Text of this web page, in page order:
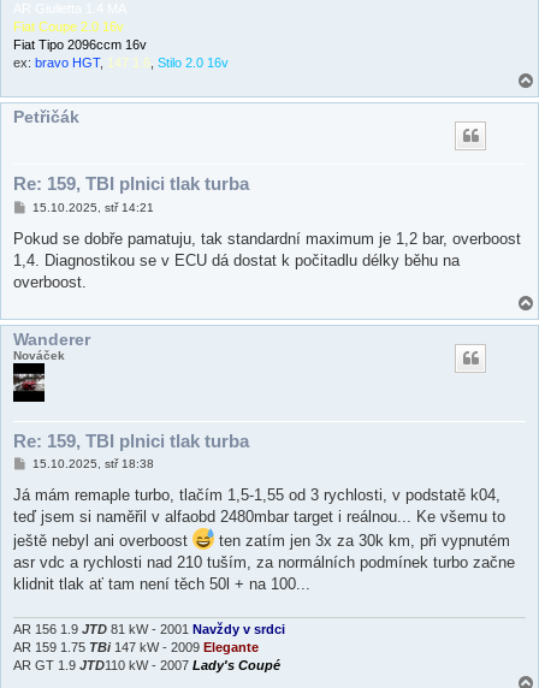
Fiat Coupe 2.0 16v
Fiat Tipo 2096ccm 16v
ex: bravo HGT, 147 1.6 Stilo 2.0 16v
Petřičák
Re: 159, TBI plnici tlak turba
P
í
p
ě
k
15.10.2025, stř 14:21
Pokud se dobře pamatuju, tak standardní maximum je 1,2 bar, overboost
1,4. Diagnostikou se v ECU dá dostat k počitadlu délky běhu na
overboost.
Wanderer
Nováček
Re: 159, TBI plnici tlak turba
P
í
p
ě
v
e
k
15.10.2025, stř 18:38
Já mám remaple turbo, tlačím 1,5-1,55 od 3 rychlosti, v podstatě k04,
teď jsem si naměřil v alfaobd 2480mbar target i reálnou... Ke všemu to
ještě nebyl ani overboost
ten zatím jen 3x za 30k km, při vypnutém
asr vdc a rychlosti nad 210 tuším, za normálních podmínek turbo začne
klidnit tlak ať tam není těch 50l + na 100...
AR 156 1.9 JTD 81 kW - 2001 Navždy v srdci
AR 159 1.75 TBi147 kW - 2009 Elegante
AR GT 1.9 JTD110 kW - 2007 Lady's Coupé